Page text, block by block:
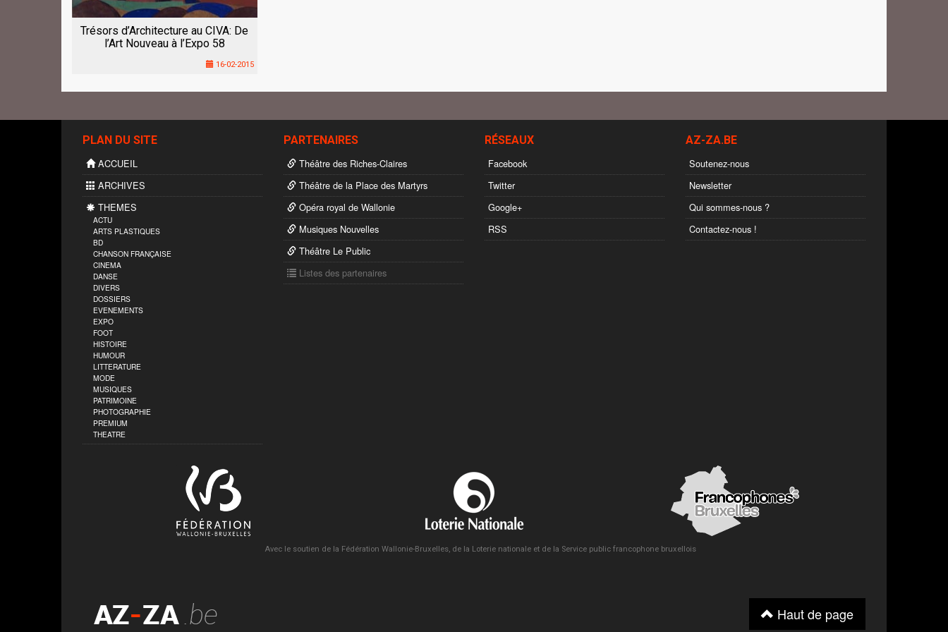
Trésors d’Architecture au CIVA: De
l’Art Nouveau à l’Expo 58
16-02-2015
PLAN DU SITE
ACCUEIL
ARCHIVES
THEMES
ACTU
ARTS PLASTIQUES
BD
CHANSON FRANÇAISE
CINEMA
DANSE
DIVERS
DOSSIERS
EVENEMENTS
EXPO
FOOT
HISTOIRE
HUMOUR
LITTERATURE
MODE
MUSIQUES
PATRIMOINE
PHOTOGRAPHIE
PREMIUM
THEATRE
PARTENAIRES
Théâtre des Riches-Claires
Théâtre de la Place des Martyrs
Opéra royal de Wallonie
Musiques Nouvelles
Théâtre Le Public
Listes des partenaires
RÉSEAUX
Facebook
Twitter
Google+
RSS
AZ-ZA.BE
Soutenez-nous
Newsletter
Qui sommes-nous ?
Contactez-nous !
Avec le soutien de la Fédération Wallonie-Bruxelles, de la Loterie nationale et de la Service public francophone bruxellois
Haut de page